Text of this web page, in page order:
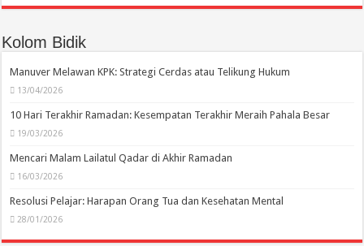
Kolom Bidik
Manuver Melawan KPK: Strategi Cerdas atau Telikung Hukum
13/04/2026
10 Hari Terakhir Ramadan: Kesempatan Terakhir Meraih Pahala Besar
19/03/2026
Mencari Malam Lailatul Qadar di Akhir Ramadan
16/03/2026
Resolusi Pelajar: Harapan Orang Tua dan Kesehatan Mental
28/01/2026